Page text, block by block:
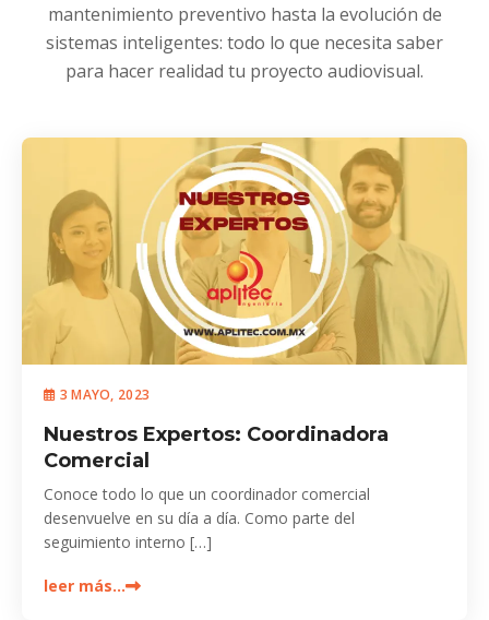
mantenimiento preventivo hasta la evolución de
sistemas inteligentes: todo lo que necesita saber
para hacer realidad tu proyecto audiovisual.
3 MAYO, 2023
Nuestros Expertos: Coordinadora
Comercial
Conoce todo lo que un coordinador comercial
desenvuelve en su día a día. Como parte del
seguimiento interno […]
leer más…